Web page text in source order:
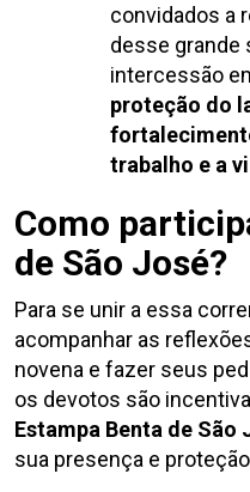
convidados a
desse grande
intercessão
proteção do
trabalho e a
Como
de São José?
Para se unir a essa
acompanhar as
novena e fazer seus
os devotos são
Estampa Benta de São
sua presença e